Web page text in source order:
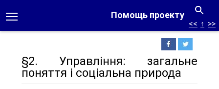
Помощь проекту
<< ↑ >>
§2. Управління: загальне
поняття і соціальна природа